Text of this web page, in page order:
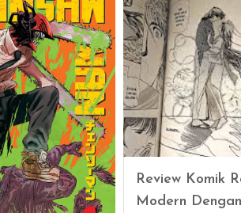
Review Komik
Modern